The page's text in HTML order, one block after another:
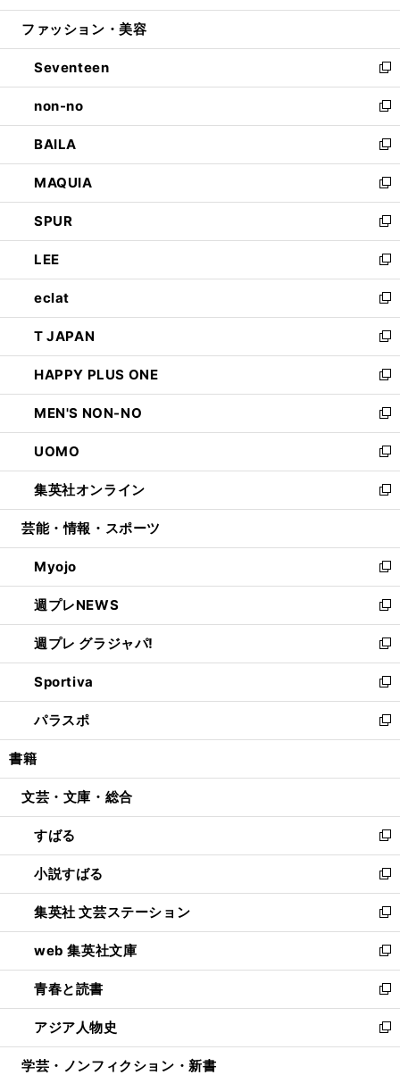
開
ウ
開
く
ン
ウ
で
開
く
ウ
ン
ド
ウ
で
開
く
ファッション・美容
Seventeen
新
し
い
ウ
ィ
ン
ド
ウ
で
開
く
non-no
新
し
い
ウ
ィ
ン
ド
ウ
で
開
く
BAILA
新
し
い
ウ
ィ
ン
ド
ウ
で
開
く
MAQUIA
新
し
い
ウ
ィ
ン
ド
ウ
で
開
く
SPUR
新
し
い
ウ
ィ
ン
ド
ウ
で
開
く
LEE
新
し
い
ウ
ィ
ン
ド
ウ
で
開
く
eclat
新
し
い
ウ
ィ
ン
ド
ウ
で
開
く
T JAPAN
新
し
い
ウ
ィ
ン
ド
ウ
で
開
HAPPY PLUS ONE
新
し
い
ウ
ィ
ン
ド
ウ
開
く
MEN'S NON-NO
新
し
い
ウ
ィ
ン
ウ
で
開
く
UOMO
新
し
い
ウ
ン
ド
ウ
で
開
く
集英社オンライン
新
し
ウ
ィ
ン
ド
ウ
で
開
く
芸能・情報・スポーツ
Myojo
新
し
い
ウ
ィ
ン
ド
ウ
で
開
週プレNEWS
新
し
い
ウ
ィ
ン
ド
ウ
開
週プレ グラジャパ!
新
し
い
ウ
ィ
ン
ウ
開
く
Sportiva
新
し
い
ウ
ン
ウ
で
開
く
パラスポ
新
し
ウ
ン
ド
ウ
で
開
く
書籍
文芸・文庫・総合
すばる
新
し
い
ウ
ィ
ン
ド
ウ
で
開
く
小説すばる
新
し
い
ウ
ィ
ン
ド
ウ
で
開
集英社 文芸ステーション
新
し
い
ウ
ィ
ン
ド
ウ
web 集英社文庫
新
し
い
ウ
ィ
ン
青春と読書
新
し
い
ウ
アジア人物史
新
し
学芸・ノンフィクション・新書